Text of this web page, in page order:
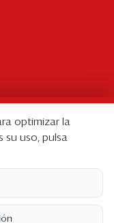
optimizar la
su uso, pulsa